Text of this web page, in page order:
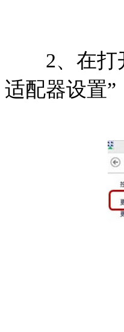
2、在打开
适配器设置”